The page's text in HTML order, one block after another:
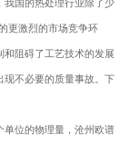
我国的热处理行业除了少
更激烈的市场竞争环
和阻碍了工艺技术的发展
现不必要的质量事故。下
单位的物理量，沧州欧谱